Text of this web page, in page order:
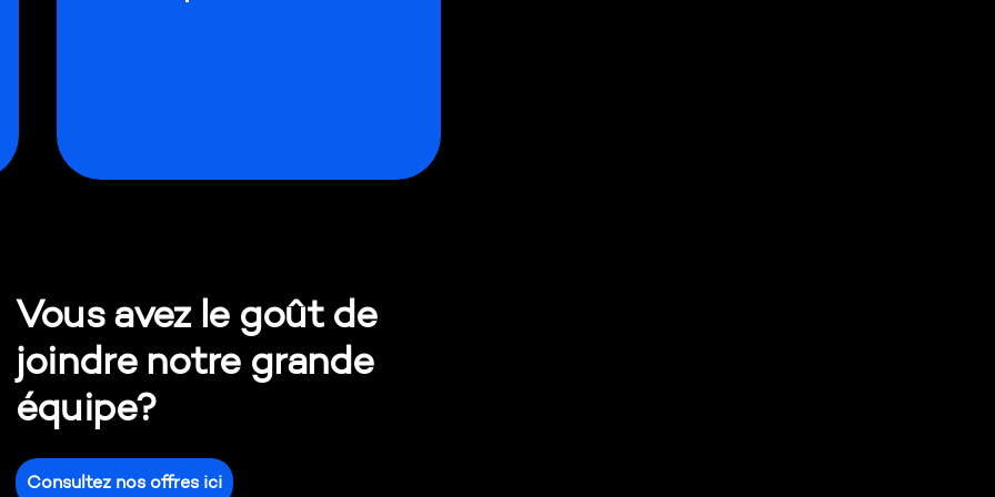
Vous avez le goût de
joindre notre grande
équipe?
Consultez nos offres ici